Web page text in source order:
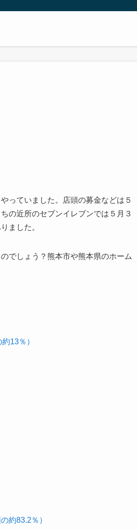
っていました。店頭の募金などは５
の近所のセブンイレブンでは５月３
ました。
でしょう？熊本市や熊本県のホーム
13％）
約83.2％）